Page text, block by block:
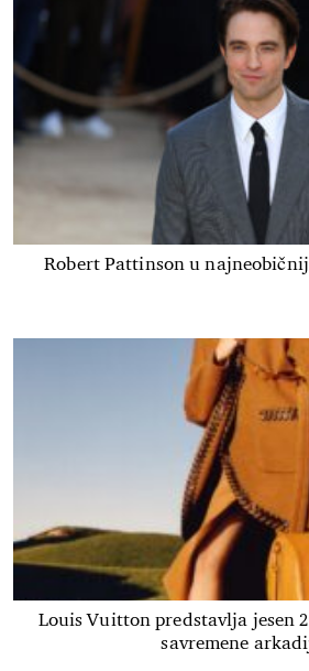
Robert Pattinson u
Louis Vuitton predstavlja jesen
savremene